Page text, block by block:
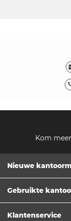
Kom
Nieuwe
Gebruikte
Klantenservice